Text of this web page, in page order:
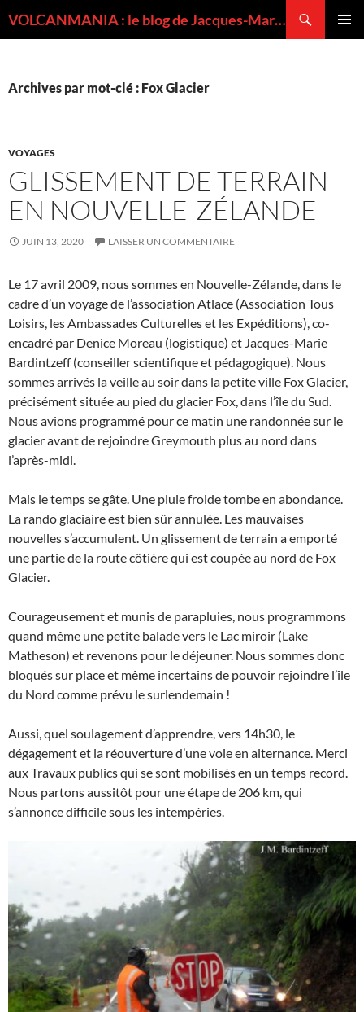
VOLCANMANIA : le blog de Jacques-Marie BARDINTZEFF, volcanologue
Archives par mot-clé : Fox Glacier
VOYAGES
GLISSEMENT DE TERRAIN
EN NOUVELLE-ZÉLANDE
JUIN 13, 2020 LAISSER UN COMMENTAIRE
Le 17 avril 2009, nous sommes en Nouvelle-Zélande, dans le
cadre d’un voyage de l’association Atlace (Association Tous
Loisirs, les Ambassades Culturelles et les Expéditions), co-
encadré par Denice Moreau (logistique) et Jacques-Marie
Bardintzeff (conseiller scientifique et pédagogique). Nous
sommes arrivés la veille au soir dans la petite ville Fox Glacier,
précisément située au pied du glacier Fox, dans l’île du Sud.
Nous avions programmé pour ce matin une randonnée sur le
glacier avant de rejoindre Greymouth plus au nord dans
l’après-midi.
Mais le temps se gâte. Une pluie froide tombe en abondance.
La rando glaciaire est bien sûr annulée. Les mauvaises
nouvelles s’accumulent. Un glissement de terrain a emporté
une partie de la route côtière qui est coupée au nord de Fox
Glacier.
Courageusement et munis de parapluies, nous programmons
quand même une petite balade vers le Lac miroir (Lake
Matheson) et revenons pour le déjeuner. Nous sommes donc
bloqués sur place et même incertains de pouvoir rejoindre l’île
du Nord comme prévu le surlendemain !
Aussi, quel soulagement d’apprendre, vers 14h30, le
dégagement et la réouverture d’une voie en alternance. Merci
aux Travaux publics qui se sont mobilisés en un temps record.
Nous partons aussitôt pour une étape de 206 km, qui
s’annonce difficile sous les intempéries.